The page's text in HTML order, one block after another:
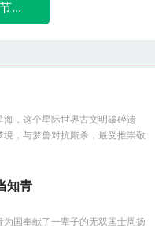
...
，这个星际世界古文明破碎遗
，与梦兽对抗厮杀，最受推崇敬
知青
为国奉献了一辈子的无双国士周扬